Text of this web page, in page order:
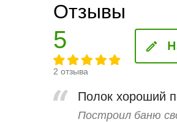
Отзывы
5
2 отзыва
Полок хороший
Построил баню